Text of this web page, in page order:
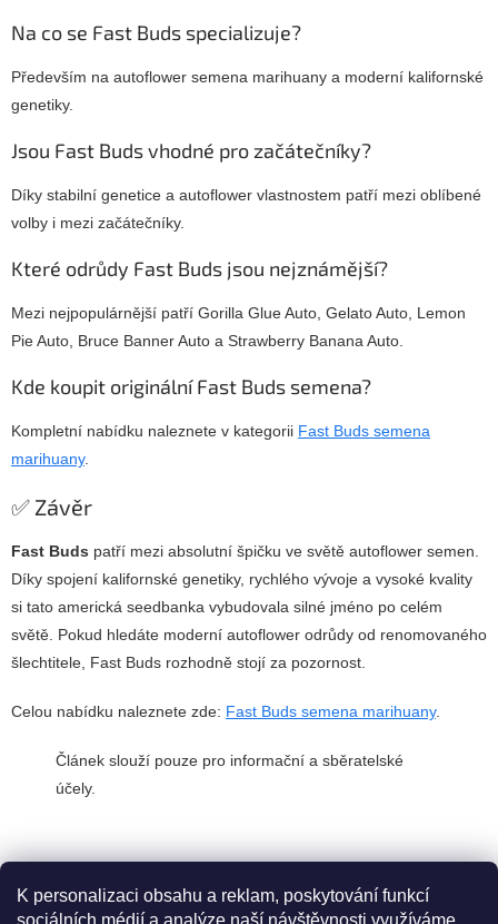
K personalizaci obsahu a reklam, poskytování funkcí
sociálních médií a analýze naší návštěvnosti využíváme
Na co se Fast Buds specializuje?
Především na autoflower semena marihuany a moderní kalifornské
genetiky.
Jsou Fast Buds vhodné pro začátečníky?
Díky stabilní genetice a autoflower vlastnostem patří mezi oblíbené
volby i mezi začátečníky.
Které odrůdy Fast Buds jsou nejznámější?
Mezi nejpopulárnější patří Gorilla Glue Auto, Gelato Auto, Lemon
Pie Auto, Bruce Banner Auto a Strawberry Banana Auto.
Kde koupit originální Fast Buds semena?
Kompletní nabídku naleznete v kategorii Fast Buds semena
marihuany.
✅ Závěr
Fast Buds patří mezi absolutní špičku ve světě autoflower semen.
Díky spojení kalifornské genetiky, rychlého vývoje a vysoké kvality
si tato americká seedbanka vybudovala silné jméno po celém
světě. Pokud hledáte moderní autoflower odrůdy od renomovaného
šlechtitele, Fast Buds rozhodně stojí za pozornost.
Celou nabídku naleznete zde: Fast Buds semena marihuany.
Článek slouží pouze pro informační a sběratelské
účely.
DALŠÍ ČLÁNEK